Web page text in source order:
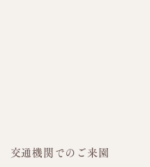
交通機関でのご来園